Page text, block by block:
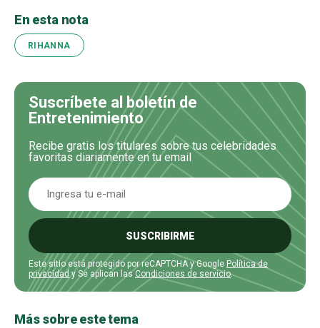
En esta nota
RIHANNA
Suscríbete al boletín de
Entretenimiento
Recibe gratis los titulares sobre tus celebridades
favoritas diariamente en tu email
SUSCRIBIRME
Este sitio está protegido por reCAPTCHA y Google Política de
privacidad y Se aplican lasCondiciones de servicio.
Más sobre este tema